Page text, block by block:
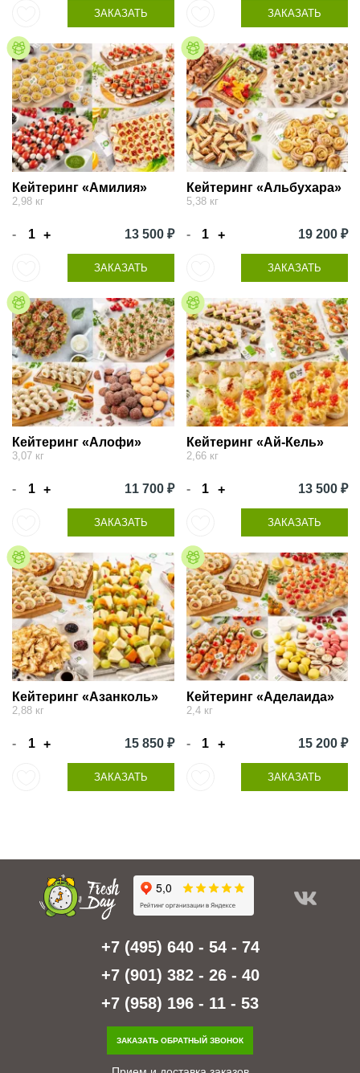
ЗАКАЗАТЬ ЗАКАЗАТЬ
Кейтеринг «Амилия»
2,98 кг
- + 13 500 ₽
ЗАКАЗАТЬ
Кейтеринг «Альбухара»
5,38 кг
- + 19 200 ₽
ЗАКАЗАТЬ
Кейтеринг «Алофи»
3,07 кг
- + 11 700 ₽
ЗАКАЗАТЬ
Кейтеринг «Ай-Кель»
2,66 кг
- + 13 500 ₽
ЗАКАЗАТЬ
Кейтеринг «Азанколь»
2,88 кг
- + 15 850 ₽
ЗАКАЗАТЬ
Кейтеринг «Аделаида»
2,4 кг
- + 15 200 ₽
ЗАКАЗАТЬ
+7 (495) 640 - 54 - 74
+7 (901) 382 - 26 - 40
+7 (958) 196 - 11 - 53
ЗАКАЗАТЬ ОБРАТНЫЙ ЗВОНОК